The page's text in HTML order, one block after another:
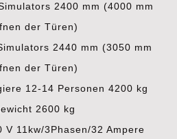
2400 mm (4000 mm
der Türen)
2440 mm (3050 mm
der Türen)
12-14 Personen 4200 kg
2600 kg
V 11kw/3Phasen/32 Ampere